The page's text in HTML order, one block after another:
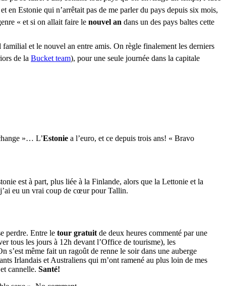
en Estonie qui n’arrêtait pas de me parler du pays depuis six mois,
« et si on allait faire le nouvel an dans un des pays baltes cette
et le nouvel an entre amis. On règle finalement les derniers
de la Bucket team), pour une seule journée dans la capitale
»… L’Estonie a l’euro, et ce depuis trois ans! « Bravo
est à part, plus liée à la Finlande, alors que la Lettonie et la
eu un vrai coup de cœur pour Tallin.
perdre. Entre le tour gratuit de deux heures commenté par une
tous les jours à 12h devant l’Office de tourisme), les
s’est même fait un ragoût de renne le soir dans une auberge
Irlandais et Australiens qui m’ont ramené au plus loin de mes
cannelle. Santé!